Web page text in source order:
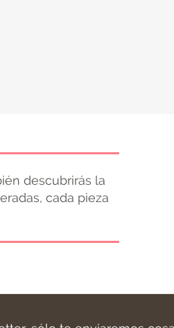
descubrirás la
cada pieza